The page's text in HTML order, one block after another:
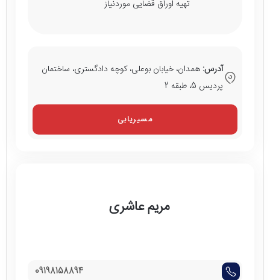
تهیه اوراق قضایی موردنیاز
آدرس: همدان، خیابان بوعلی، کوچه دادگستری، ساختمان
پردیس 5، طبقه 2
مسیریابی
مریم عاشری
09198158894